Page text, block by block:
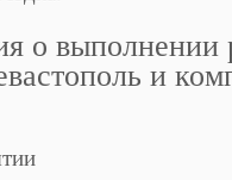
о выполнении
и